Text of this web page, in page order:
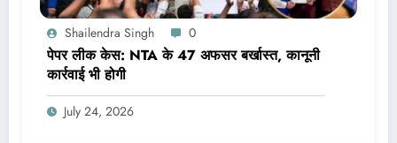
Shailendra Singh 0
पेपर लीक केस: NTA के 47 अफसर बर्खास्त, कानूनी
कार्रवाई भी होगी
July 24, 2026